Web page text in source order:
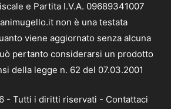
e Partita I.V.A. 09689341007
non è una testata
viene aggiornato senza alcuna
pertanto considerarsi un prodotto
della legge n. 62 del 07.03.2001
- Tutti i diritti riservati - Contattaci